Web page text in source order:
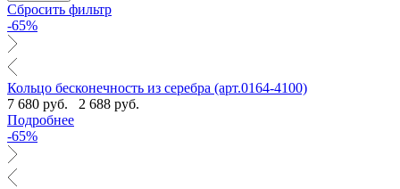
Сбросить фильтр
-65%
Кольцо бесконечность из серебра (арт.0164-4100)
7 680 руб.
2 688 руб.
Подробнее
-65%